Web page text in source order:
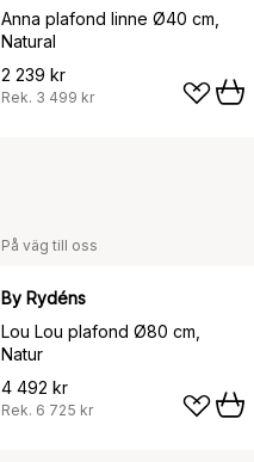
Anna plafond linne Ø40 cm,
Natural
2 239 kr
Rek. 3 499 kr
På väg till oss
By Rydéns
Lou Lou plafond Ø80 cm,
Natur
4 492 kr
Rek. 6 725 kr